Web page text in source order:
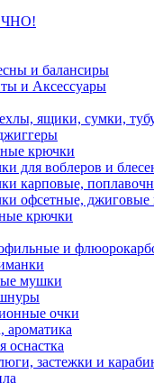
и балансиры
и Аксессуары
ящики, сумки,
крючки
для воблеров и
карповые,
офсетные, джиговые
крючки
и
мушки
очки
ароматика
оснастка
застежки и